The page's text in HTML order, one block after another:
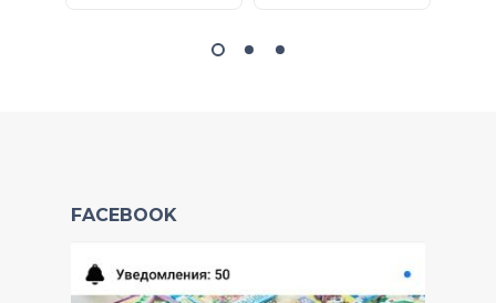
FACEBOOK